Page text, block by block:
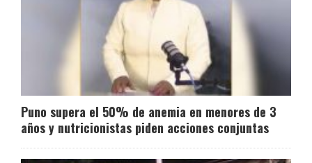
Puno supera el 50% de anemia en menores de 3
años y nutricionistas piden acciones conjuntas